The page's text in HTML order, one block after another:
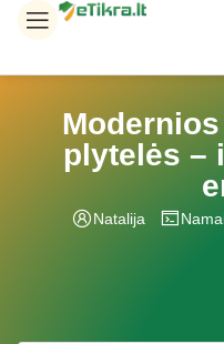
plytelės –
Natalija